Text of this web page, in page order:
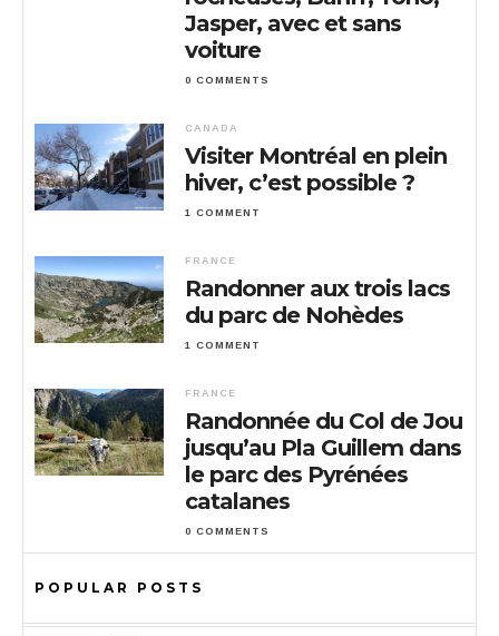
Jasper, avec et sans
voiture
0 COMMENTS
CANADA
Visiter Montréal en plein
hiver, c’est possible ?
1 COMMENT
FRANCE
Randonner aux trois lacs
du parc de Nohèdes
1 COMMENT
FRANCE
Randonnée du Col de Jou
jusqu’au Pla Guillem dans
le parc des Pyrénées
catalanes
0 COMMENTS
POPULAR POSTS